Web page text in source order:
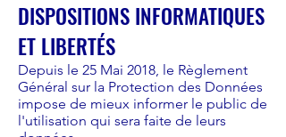
DISPOSITIONS INFORMATIQUES
ET LIBERTÉS
Depuis le 25 Mai 2018, le Règlement
Général sur la Protection des Données
impose de mieux informer le public de
l'utilisation qui sera faite de leurs